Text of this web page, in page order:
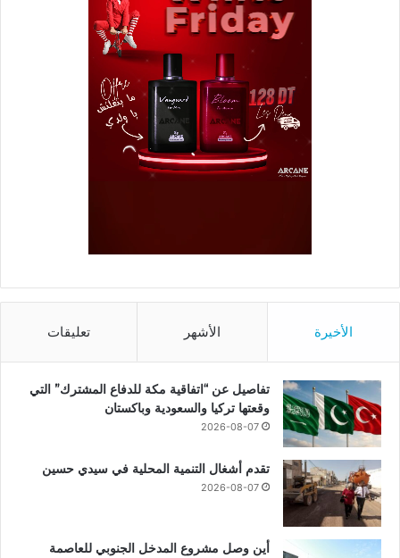
الأخيرة الأشهر تعليقات
تفاصيل عن “اتفاقية مكة للدفاع المشترك” التي
وقعتها تركيا والسعودية وباكستان
2026-08-07
تقدم أشغال التنمية المحلية في سيدي حسين
2026-08-07
أين وصل مشروع المدخل الجنوبي للعاصمة